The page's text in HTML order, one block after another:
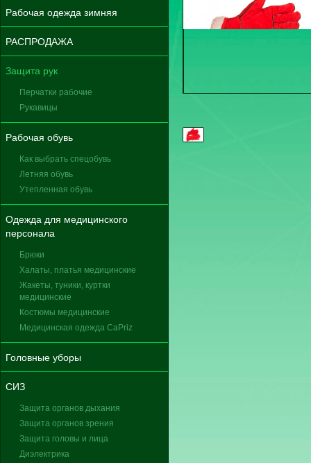
Рабочая одежда зимняя
РАСПРОДАЖА
Защита рук
Перчатки рабочие
Рукавицы
Рабочая обувь
Как выбрать спецобувь
Летняя обувь
Утепленная обувь
Одежда для медицинского
персонала
Брюки
Халаты, платья медицинские
Жакеты, туники, куртки
медицинские
Костюмы медицинские
Медицинская одежда CaPriz
Головные уборы
СИЗ
Защита органов дыхания
Защита органов зрения
Защита головы и лица
Диэлектрика